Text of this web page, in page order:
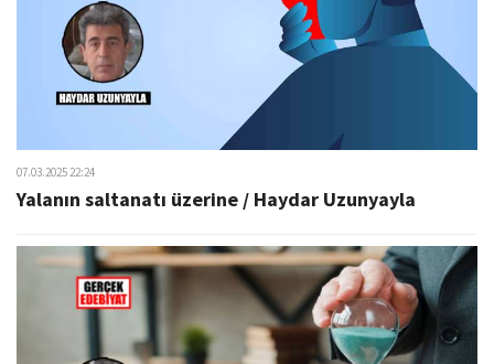
07.03.2025 22:24
Yalanın saltanatı üzerine / Haydar Uzunyayla